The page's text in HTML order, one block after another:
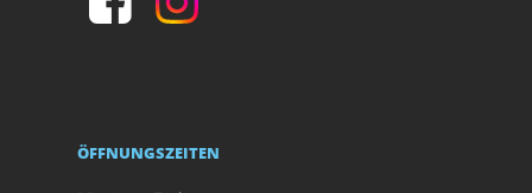
ÖFFNUNGSZEITEN